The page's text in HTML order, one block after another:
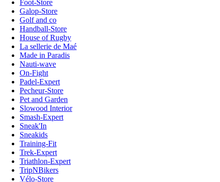
Foot-Store
Galop-Store
Golf and co
Handball-Store
House of Rugby
La sellerie de Maé
Made in Paradis
Nauti-wave
On-Fight
Padel-Expert
Pecheur-Store
Pet and Garden
Slowood Interior
Smash-Expert
Sneak'In
Sneakids
Training-Fit
Trek-Expert
Triathlon-Expert
TripNBikers
Vélo-Store